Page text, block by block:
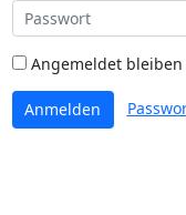
Angemeldet bleiben
Anmelden